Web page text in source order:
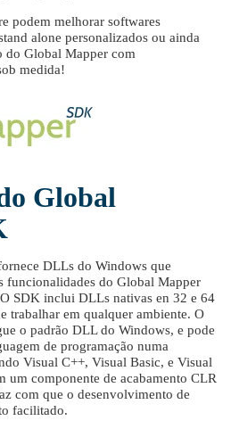
podem melhorar softwares
alone personalizados ou ainda
do Global Mapper com
medida!
Global
DLLs do Windows que
funcionalidades do Global Mapper
SDK inclui DLLs nativas en 32 e 64
trabalhar em qualquer ambiente. O
o padrão DLL do Windows, e pode
de programação numa
Visual C++, Visual Basic, e Visual
um componente de acabamento CLR
com que o desenvolvimento de
facilitado.